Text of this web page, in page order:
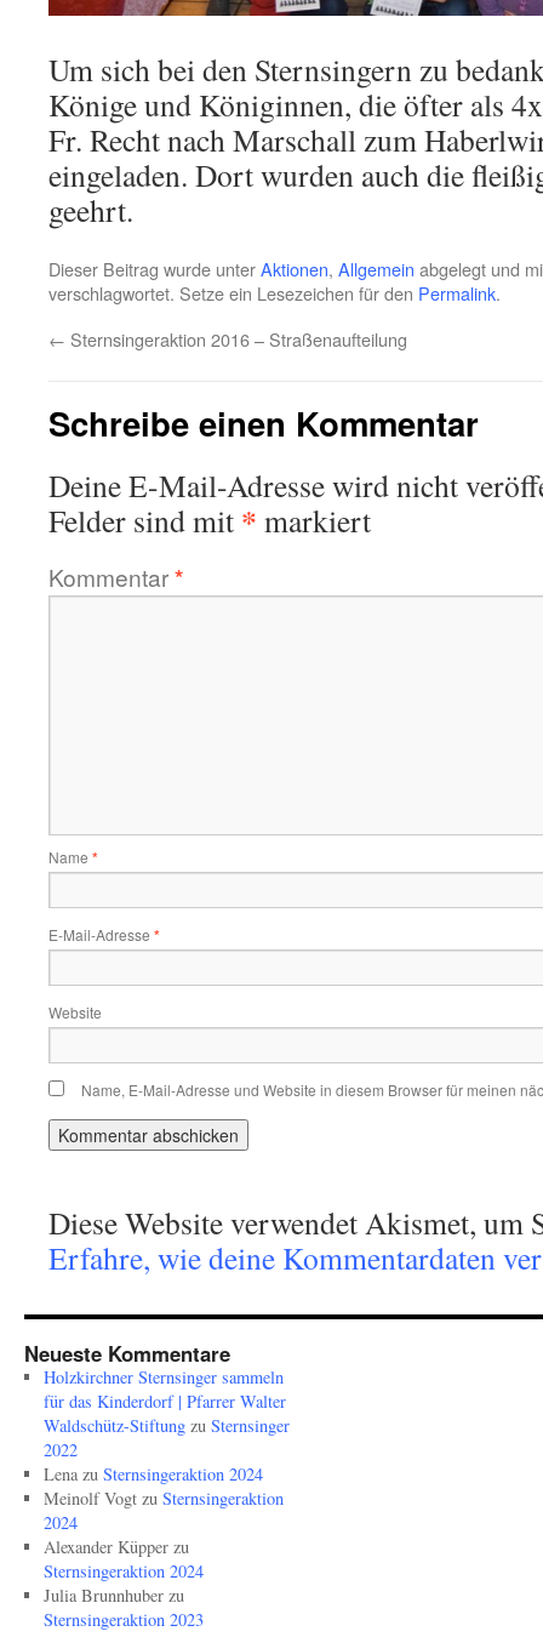
Um sich bei den Sternsingern zu
Könige und Königinnen, die öfter als
Fr. Recht nach Marschall zum
eingeladen. Dort wurden auch die
geehrt.
Dieser Beitrag wurde unterAktionen, Allgemein abgelegt und
verschlagwortet. Setze ein Lesezeichen für den Permalink.
← Sternsingeraktion 2016 – Straßenaufteilung
Schreibe einen Kommentar
Deine E-Mail-Adresse wird nicht
Felder sind mit * markiert
Kommentar*
Name *
E-Mail-Adresse *
Website
Name, E-Mail-Adresse und Website in diesem Browser für meinen
Diese Website verwendet Akismet, um
Erfahre, wie deine Kommentardaten
Neueste Kommentare
Holzkirchner Sternsinger sammeln
für das Kinderdorf | Pfarrer Walter
Waldschütz-Stiftungzu Sternsinger
2022
Lenazu Sternsingeraktion 2024
Meinolf Vogtzu Sternsingeraktion
2024
Alexander Küpperzu
Sternsingeraktion 2024
Julia Brunnhuberzu
Sternsingeraktion 2023